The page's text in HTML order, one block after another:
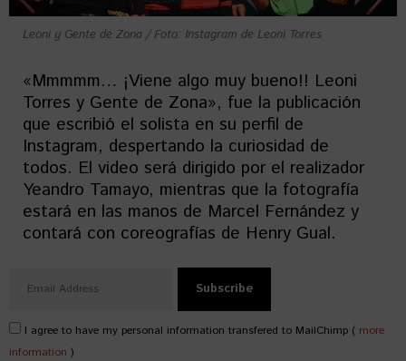
Leoni y Gente de Zona / Foto: Instagram de Leoni Torres
«Mmmmm… ¡Viene algo muy bueno!! Leoni
Torres y Gente de Zona», fue la publicación
que escribió el solista en su perfil de
Instagram, despertando la curiosidad de
todos. El video será dirigido por el realizador
Yeandro Tamayo, mientras que la fotografía
estará en las manos de Marcel Fernández y
contará con coreografías de Henry Gual.
I agree to have my personal information transfered to MailChimp ( more
information )